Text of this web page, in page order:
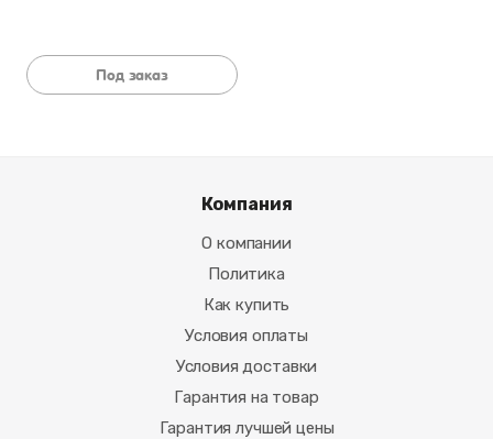
Под заказ
Компания
О компании
Политика
Как купить
Условия оплаты
Условия доставки
Гарантия на товар
Гарантия лучшей цены